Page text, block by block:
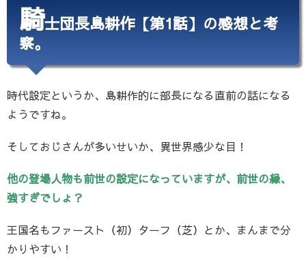
騎士団長島耕作【第1話】の感想と考
察。
時代設定というか、島耕作的に部長になる直前の話になる
ようですね。
そしておじさんが多いせいか、異世界感少な目！
他の登場人物も前世の設定になっていますが、前世の縁、
強すぎでしょ？
王国名もファースト（初）ターフ（芝）とか、まんまで分
かりやすい！